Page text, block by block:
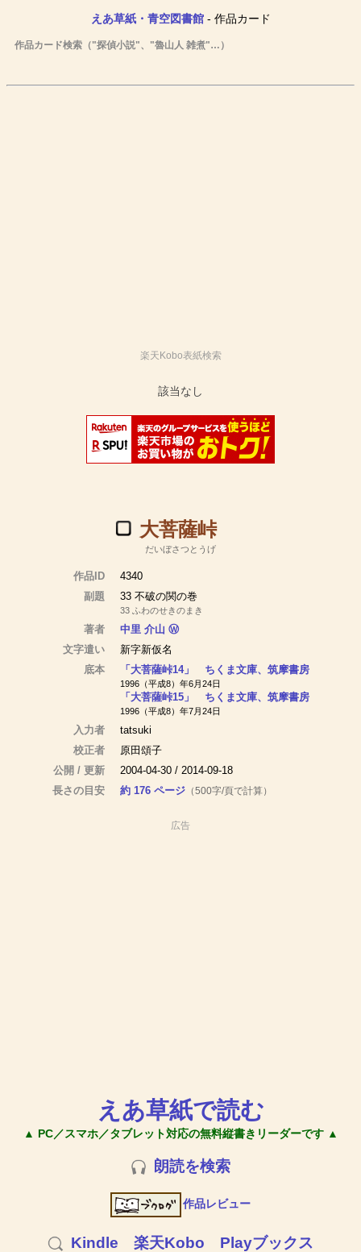
えあ草紙・青空図書館- 作品カード
作品カード検索（"探偵小説"、"魯山人 雑煮"…）
楽天Kobo表紙検索
大菩薩峠
だいぼさつとうげ
作品ID
4340
副題
33 不破の関の巻
33 ふわのせきのまき
著者 中里 介山 Ⓦ
文字遣い
新字新仮名
底本
「大菩薩峠14」 ちくま文庫、筑摩書房
1996（平成8）年6月24日
「大菩薩峠15」 ちくま文庫、筑摩書房
1996（平成8）年7月24日
入力者
tatsuki
校正者
原田頌子
公開 / 更新
2004-04-30 / 2014-09-18
長さの目安
約 176 ページ（500字/頁で計算）
広告
えあ草紙で読む
▲ PC／スマホ／タブレット対応の無料縦書きリーダーです ▲
朗読を検索
作品レビュー
Kindle 楽天Kobo Playブックス